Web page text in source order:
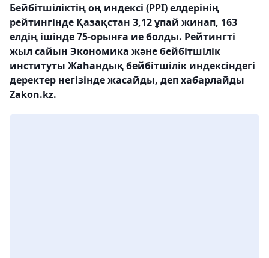
Бейбітшіліктің оң индексі (PPI) елдерінің
рейтингінде Қазақстан 3,12 ұпай жинап, 163
елдің ішінде 75-орынға ие болды. Рейтингті
жыл сайын Экономика және бейбітшілік
институты Жаһандық бейбітшілік индексіндегі
деректер негізінде жасайды, деп хабарлайды
Zakon.kz.